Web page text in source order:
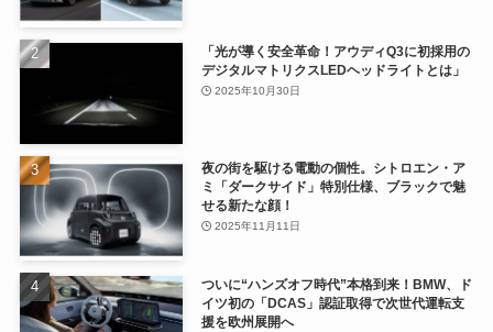
「光が導く安全革命！アウディQ3に初採用の
デジタルマトリクスLEDヘッドライトとは」
2025年10月30日
夜の街を駆ける電動の個性。シトロエン・ア
ミ「ダークサイド」特別仕様、ブラックで魅
せる新たな顔！
2025年11月11日
ついに“ハンズオフ時代”本格到来！BMW、ド
イツ初の「DCAS」認証取得で次世代運転支
援を欧州展開へ